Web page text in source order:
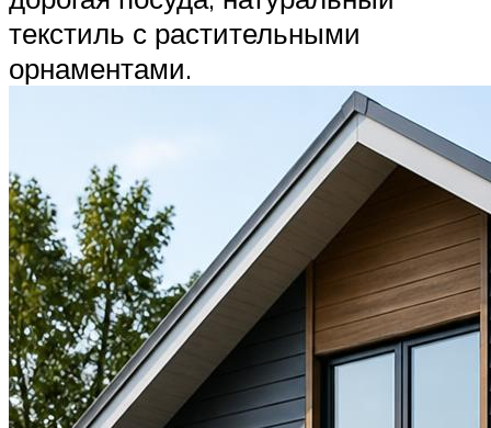
текстиль с растительными
орнаментами.